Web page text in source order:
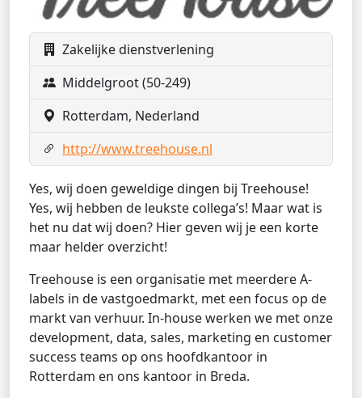
Zakelijke dienstverlening
Middelgroot (50-249)
Rotterdam, Nederland
http://www.treehouse.nl
Yes, wij doen geweldige dingen bij Treehouse!
Yes, wij hebben de leukste collega’s! Maar wat is
het nu dat wij doen? Hier geven wij je een korte
maar helder overzicht!
Treehouse is een organisatie met meerdere A-
labels in de vastgoedmarkt, met een focus op de
markt van verhuur. In-house werken we met onze
development, data, sales, marketing en customer
success teams op ons hoofdkantoor in
Rotterdam en ons kantoor in Breda.